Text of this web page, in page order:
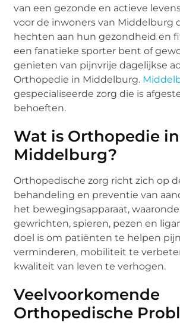
van een gezonde en actieve
voor de inwoners van Middelburg
hechten aan hun gezondheid en
een fanatieke sporter bent of
genieten van pijnvrije dagelijkse
Orthopedie in Middelburg.
gespecialiseerde zorg die is
behoeften.
Wat is Orthopedie in
Middelburg?
Orthopedische zorg richt zich op
behandeling en preventie van
het bewegingsapparaat,
gewrichten, spieren, pezen en
doel is om patiënten te helpen
verminderen, mobiliteit te
kwaliteit van leven te verhogen.
Veelvoorkomende
Orthopedische